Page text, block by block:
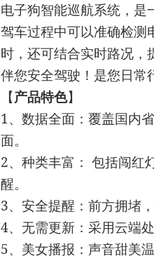
电子狗智能巡航系统，
驾车过程中可以准确检测
时，还可结合实时路况
伴您安全驾驶！是您日常
【产品特色】
1、数据全面：覆盖国内
面。
2、种类丰富： 包括闯红
醒。
3、安全提醒：前方拥堵
4、无需更新：采用云端
5、美女播报：声音甜美